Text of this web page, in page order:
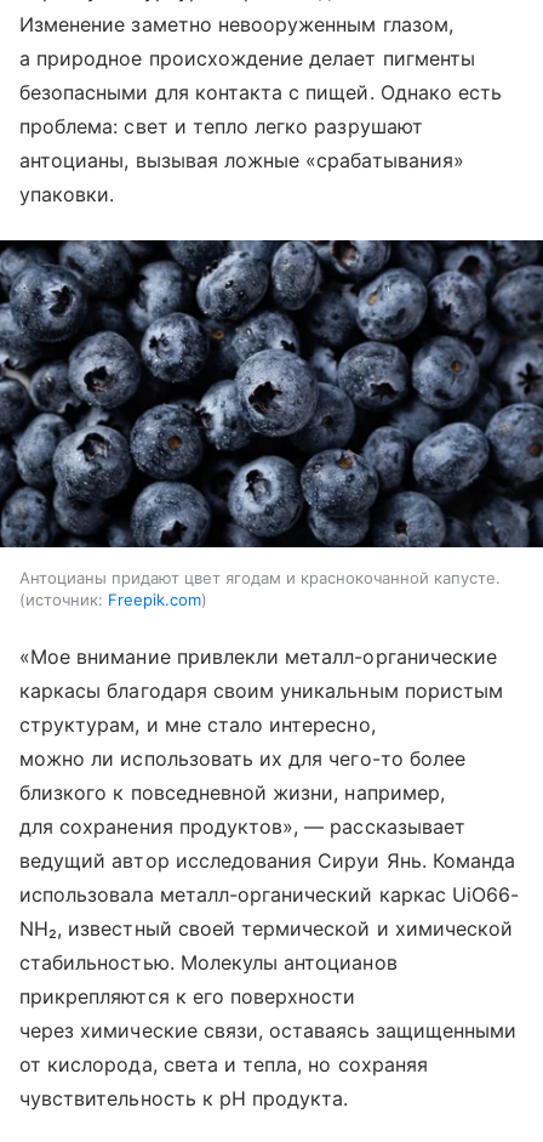
Изменение заметно невооруженным глазом,
а природное происхождение делает пигменты
безопасными для контакта с пищей. Однако есть
проблема: свет и тепло легко разрушают
антоцианы, вызывая ложные «срабатывания»
упаковки.
Антоцианы придают цвет ягодам и краснокочанной капусте.
источник: Freepik.com
«Мое внимание привлекли металл-органические
каркасы благодаря своим уникальным пористым
структурам, и мне стало интересно,
можно ли использовать их для чего-то более
близкого к повседневной жизни, например,
для сохранения продуктов», — рассказывает
ведущий автор исследования Сируи Янь. Команда
использовала металл-органический каркас UiO66-
NH₂, известный своей термической и химической
стабильностью. Молекулы антоцианов
прикрепляются к его поверхности
через химические связи, оставаясь защищенными
от кислорода, света и тепла, но сохраняя
чувствительность к pH продукта.